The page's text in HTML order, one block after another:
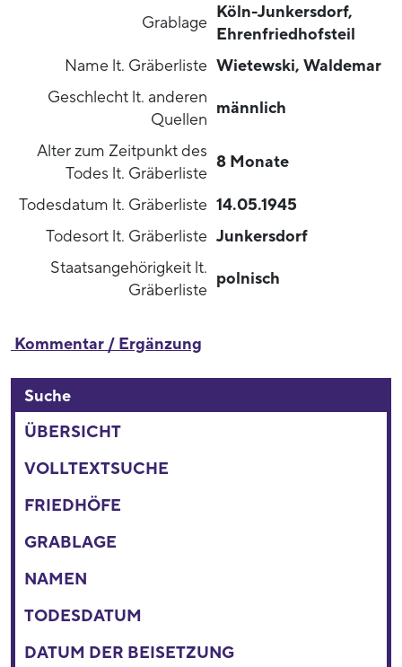
Grablage
Köln-Junkersdorf,
Ehrenfriedhofsteil
Name lt. Gräberliste Wietewski, Waldemar
Geschlecht lt. anderen
Quellen
männlich
Alter zum Zeitpunkt des
Todes lt. Gräberliste
8 Monate
Todesdatum lt. Gräberliste 14.05.1945
Todesort lt. Gräberliste Junkersdorf
Staatsangehörigkeit lt.
Gräberliste
polnisch
Kommentar / Ergänzung
Suche
ÜBERSICHT
VOLLTEXTSUCHE
FRIEDHÖFE
GRABLAGE
NAMEN
TODESDATUM
DATUM DER BEISETZUNG